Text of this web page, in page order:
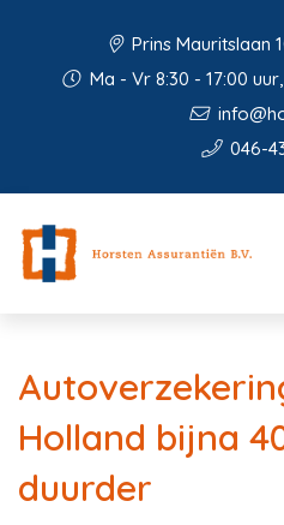
Prins Mauritslaan
Ma - Vr 8:30 - 17:00
046-
Holland bijna
duurder